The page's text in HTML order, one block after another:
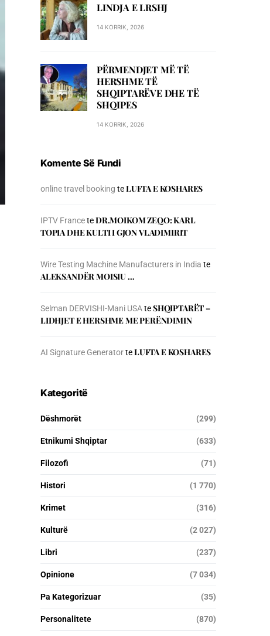
LINDJA E LRSHJ
14 KORRIK, 2026
PËRMENDJET MË TË
HERSHME TË
SHQIPTARËVE DHE TË
SHQIPES
14 KORRIK, 2026
Komente Së Fundi
online travel booking teLUFTA E KOSHARES
IPTV FranceteDR.MOIKOM ZEQO: KARL
TOPIA DHE KULTI I GJON VLADIMIRIT
Wire Testing Machine Manufacturers in India te
ALEKSANDËR MOISIU …
Selman DERVISHI-Mani USAteSHQIPTARËT –
LIDHJET E HERSHME ME PERËNDIMIN
AI Signature GeneratorteLUFTA E KOSHARES
Kategoritë
Dëshmorët (299)
Etnikumi Shqiptar (633)
Filozofi (71)
Histori (1 770)
Krimet (316)
Kulturë (2 027)
Libri (237)
Opinione (7 034)
Pa Kategorizuar (35)
Personalitete (870)